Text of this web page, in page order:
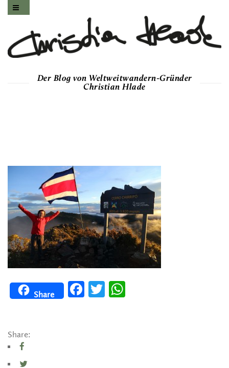
Der Blog von Weltweitwandern-Gründer
Christian Hlade
Share
FacebookTwitter
Share: